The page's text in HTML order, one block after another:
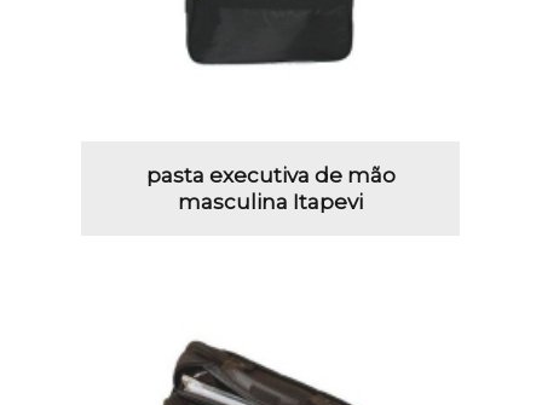
pasta executiva de mão
masculina Itapevi